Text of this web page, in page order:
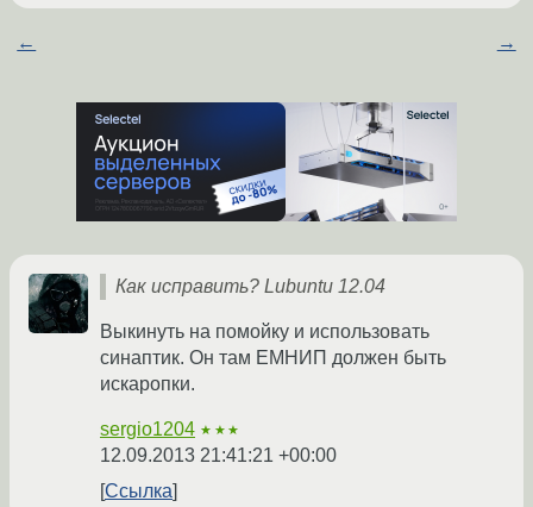
← →
Как исправить? Lubuntu 12.04
Выкинуть на помойку и использовать
синаптик. Он там ЕМНИП должен быть
искаропки.
sergio1204 ★★★
12.09.2013 21:41:21 +00:00
Ссылка